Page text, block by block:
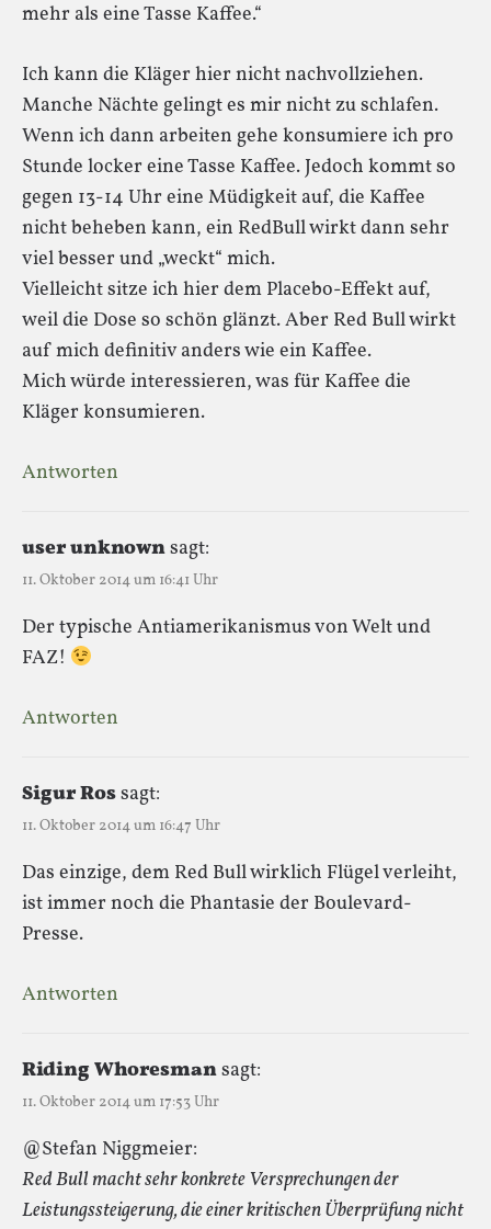
mehr als eine Tasse Kaffee.“
Ich kann die Kläger hier nicht nachvollziehen.
Manche Nächte gelingt es mir nicht zu schlafen.
Wenn ich dann arbeiten gehe konsumiere ich pro
Stunde locker eine Tasse Kaffee. Jedoch kommt so
gegen 13-14 Uhr eine Müdigkeit auf, die Kaffee
nicht beheben kann, ein RedBull wirkt dann sehr
viel besser und „weckt“ mich.
Vielleicht sitze ich hier dem Placebo-Effekt auf,
weil die Dose so schön glänzt. Aber Red Bull wirkt
auf mich definitiv anders wie ein Kaffee.
Mich würde interessieren, was für Kaffee die
Kläger konsumieren.
Antworten
user unknownsagt:
11. Oktober 2014 um 16:41 Uhr
Der typische Antiamerikanismus von Welt und
FAZ!
Antworten
Sigur Rossagt:
11. Oktober 2014 um 16:47 Uhr
Das einzige, dem Red Bull wirklich Flügel verleiht,
ist immer noch die Phantasie der Boulevard-
Presse.
Antworten
Riding Whoresmansagt:
11. Oktober 2014 um 17:53 Uhr
@Stefan Niggmeier:
Red Bull macht sehr konkrete Versprechungen der
Leistungssteigerung, die einer kritischen Überprüfung nicht